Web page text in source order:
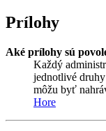
Prílohy
Aké prílohy sú
Každý
jednotlivé
môžu byť
Hore